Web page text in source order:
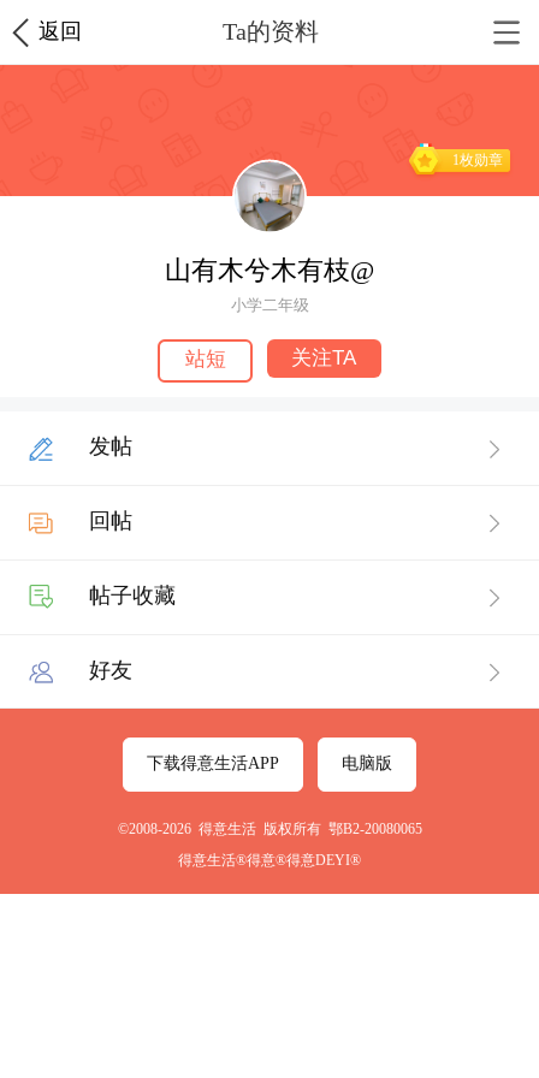
返回 Ta的资料
1枚勋章
山有木兮木有枝@
小学二年级
站短 关注TA
发帖
回帖
帖子收藏
好友
下载得意生活APP 电脑版
©2008-2026 得意生活 版权所有 鄂B2-20080065
得意生活®得意®得意DEYI®